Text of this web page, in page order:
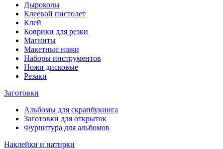
Дыроколы
Клеевой пистолет
Клей
Коврики для резки
Магниты
Макетные ножи
Наборы инструментов
Ножи дисковые
Резаки
Заготовки
Альбомы для скрапбукинга
Заготовки для открыток
Фурнитура для альбомов
Наклейки и натирки